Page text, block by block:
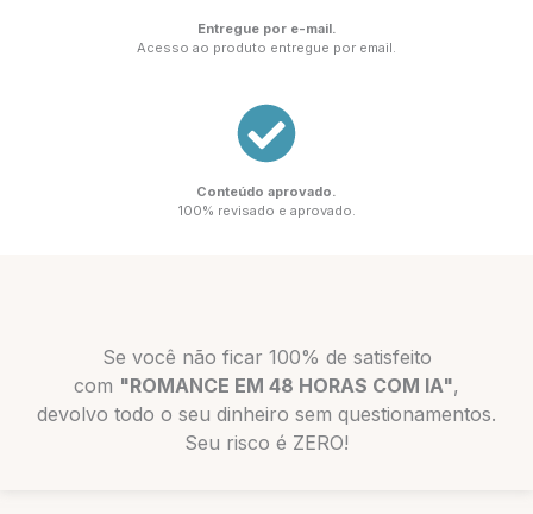
Entregue por e-mail.
Acesso ao produto entregue por email.
Conteúdo aprovado.
100% revisado e aprovado.
Se você não ficar 100% de satisfeito
com "ROMANCE EM 48 HORAS COM IA",
devolvo todo o seu dinheiro sem questionamentos.
Seu risco é ZERO!